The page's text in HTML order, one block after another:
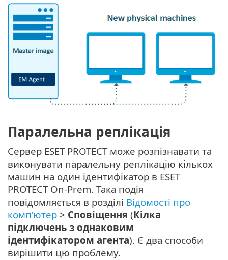
Паралельна реплікація
Сервер ESET PROTECT може розпізнавати та
виконувати паралельну реплікацію кількох
машин на один ідентифікатор в ESET
PROTECT On-Prem. Така подія
повідомляється в розділі Відомості про
комп’ютер > Сповіщення (Кілка
підключень з однаковим
ідентифікатором агента). Є два способи
вирішити цю проблему.